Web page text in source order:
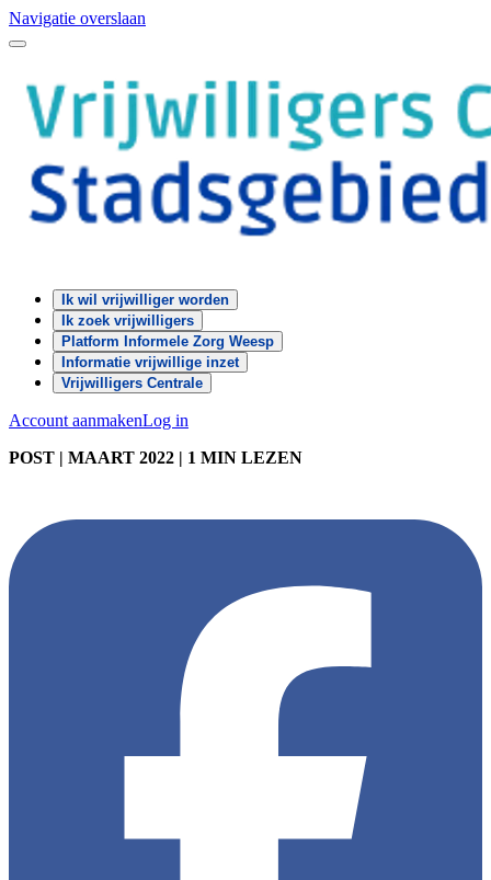
Navigatie overslaan
Ik wil vrijwilliger worden
Ik zoek vrijwilligers
Platform Informele Zorg Weesp
Informatie vrijwillige inzet
Vrijwilligers Centrale
Account aanmakenLog in
POST | MAART 2022 | 1 MIN LEZEN